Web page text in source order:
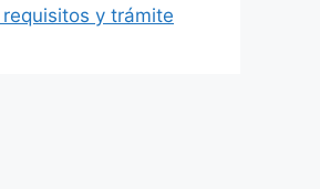
y trámite